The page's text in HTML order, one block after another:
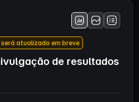
atualizado em breve
de resultados